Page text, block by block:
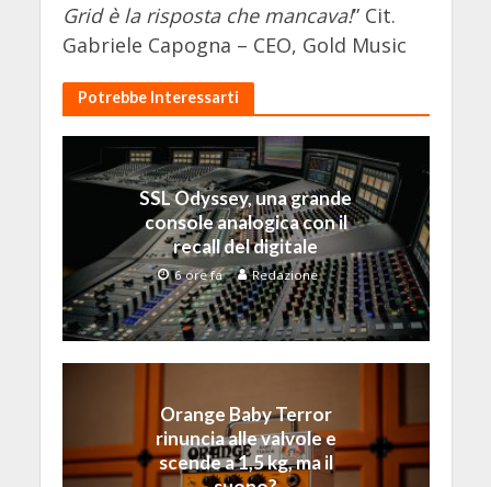
Grid è la risposta che mancava!” Cit.
Gabriele Capogna – CEO, Gold Music
Potrebbe Interessarti
SSL Odyssey, una grande
console analogica con il
recall del digitale
6 ore fa Redazione
Orange Baby Terror
rinuncia alle valvole e
scende a 1,5 kg, ma il